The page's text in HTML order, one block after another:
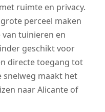
ruimte en privacy.
perceel maken
tuinieren en
geschikt voor
directe toegang tot
snelweg maakt het
naar Alicante of